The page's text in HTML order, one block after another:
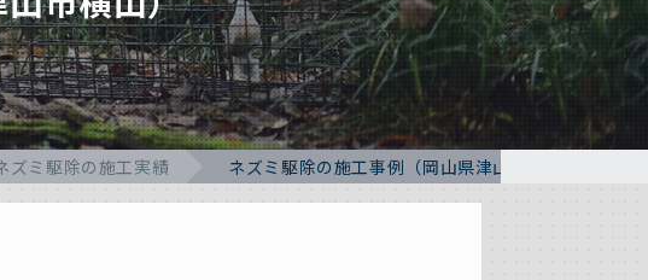
ズミ駆除の施工実績 ネズミ駆除の施工事例（岡山県津山市横山）